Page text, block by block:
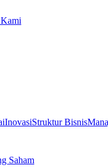
InovasiStruktur Bisnis
Saham